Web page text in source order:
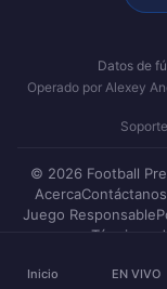
Datos de
Operado por Alexey
© 2026 Football
AcercaContáctanos
Juego Responsable
Términos
Inicio EN VIVO